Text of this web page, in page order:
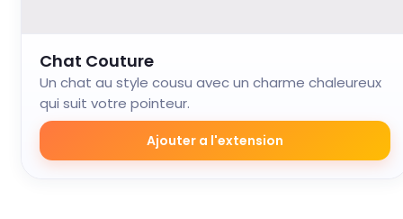
Chat Couture
Un chat au style cousu avec un charme chaleureux
qui suit votre pointeur.
Ajouter a l'extension